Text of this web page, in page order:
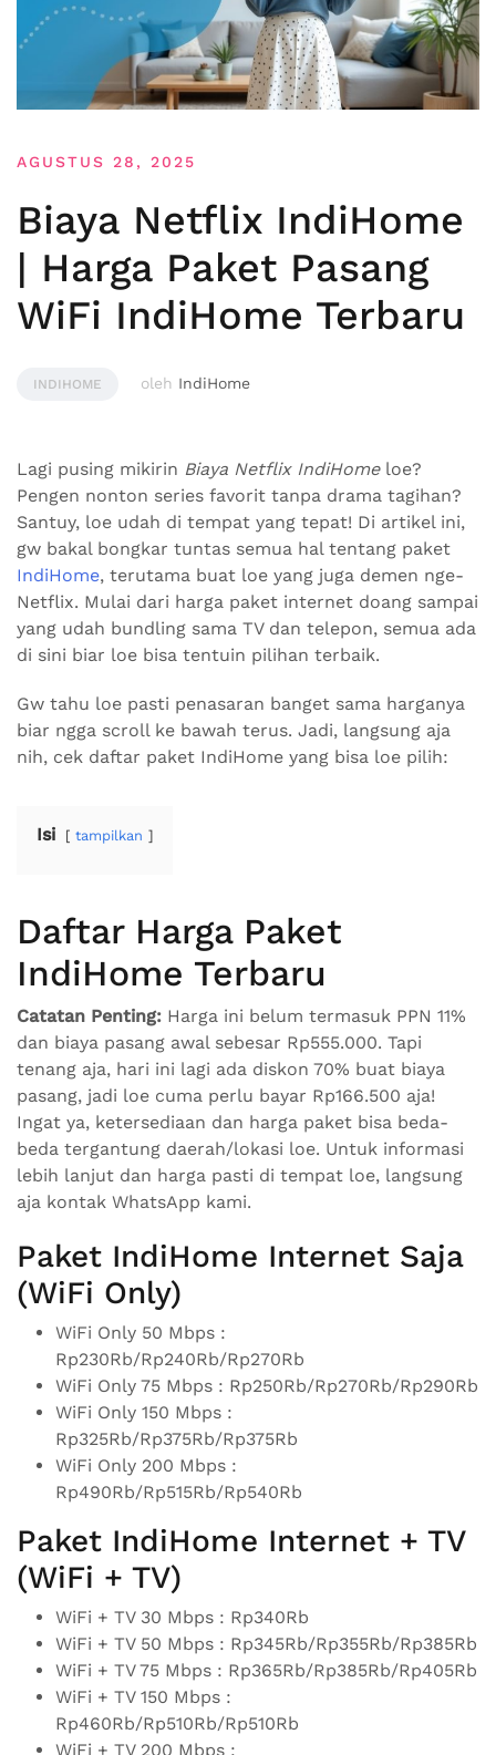
AGUSTUS 28, 2025
Biaya Netflix IndiHome
| Harga Paket Pasang
WiFi IndiHome Terbaru
INDIHOME oleh IndiHome
Lagi pusing mikirin Biaya Netflix IndiHomeloe?
Pengen nonton series favorit tanpa drama tagihan?
Santuy, loe udah di tempat yang tepat! Di artikel ini,
gw bakal bongkar tuntas semua hal tentang paket
IndiHome, terutama buat loe yang juga demen nge-
Netflix. Mulai dari harga paket internet doang sampai
yang udah bundling sama TV dan telepon, semua ada
di sini biar loe bisa tentuin pilihan terbaik.
Gw tahu loe pasti penasaran banget sama harganya
biar ngga scroll ke bawah terus. Jadi, langsung aja
nih, cek daftar paket IndiHome yang bisa loe pilih:
Isi tampilkan
Daftar Harga Paket
IndiHome Terbaru
Catatan Penting: Harga ini belum termasuk PPN 11%
dan biaya pasang awal sebesar Rp555.000. Tapi
tenang aja, hari ini lagi ada diskon 70% buat biaya
pasang, jadi loe cuma perlu bayar Rp166.500 aja!
Ingat ya, ketersediaan dan harga paket bisa beda-
beda tergantung daerah/lokasi loe. Untuk informasi
lebih lanjut dan harga pasti di tempat loe, langsung
aja kontak WhatsApp kami.
Paket IndiHome Internet Saja
(WiFi Only)
WiFi Only 50 Mbps :
Rp230Rb/Rp240Rb/Rp270Rb
WiFi Only 75 Mbps : Rp250Rb/Rp270Rb/Rp290Rb
WiFi Only 150 Mbps :
Rp325Rb/Rp375Rb/Rp375Rb
WiFi Only 200 Mbps :
Rp490Rb/Rp515Rb/Rp540Rb
Paket IndiHome Internet + TV
(WiFi + TV)
WiFi + TV 30 Mbps : Rp340Rb
WiFi + TV 50 Mbps : Rp345Rb/Rp355Rb/Rp385Rb
WiFi + TV 75 Mbps : Rp365Rb/Rp385Rb/Rp405Rb
WiFi + TV 150 Mbps :
Rp460Rb/Rp510Rb/Rp510Rb
WiFi + TV 200 Mbps :